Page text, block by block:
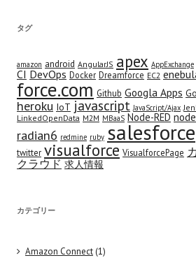
タグ
amazon android AngularJS apex AppExchange
CI DevOps Docker Dreamforce EC2
force.com Github Googla Apps
heroku IoT javascript JavaScript/Ajax
LinkedOpenData M2M MBaaS Node-RED
radian6 redmine ruby salesforce
twitter visualforce VisualforcePage
クラウド 求人情報
カテゴリー
Amazon Connect(1)